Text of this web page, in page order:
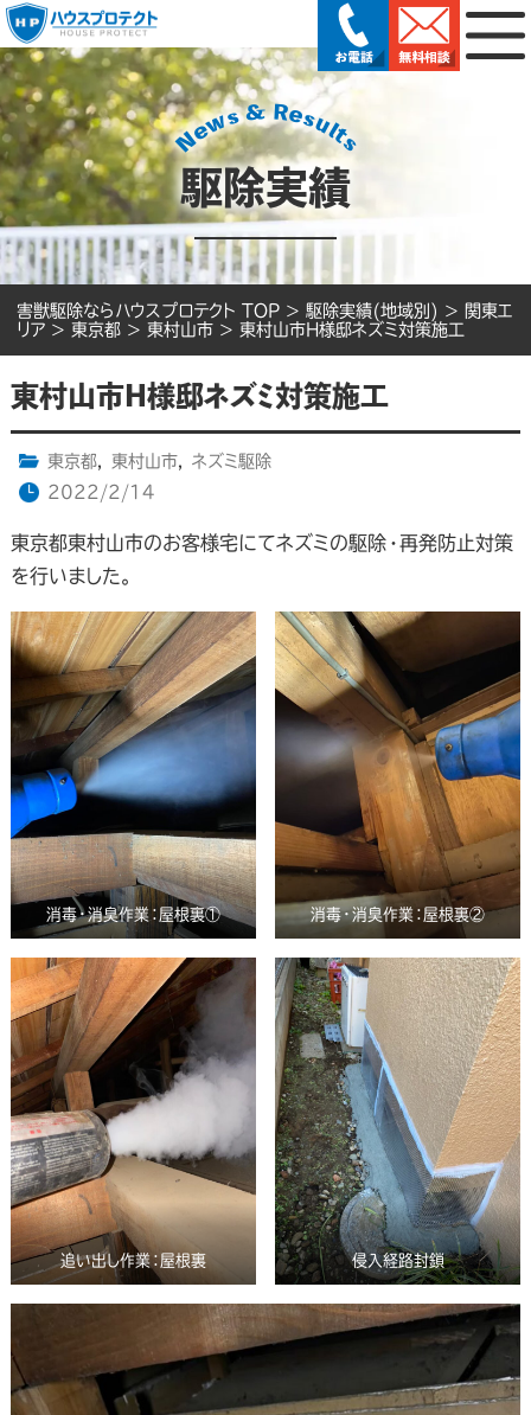
駆除実績
害獣駆除ならハウスプロテクト TOP > 駆除実績(地域別) > 関東エ
リア > 東京都 > 東村山市 > 東村山市H様邸ネズミ対策施工
東村山市H様邸ネズミ対策施工
東京都, 東村山市,
ネズミ駆除
2022/2/14
東京都東村山市のお客様宅にてネズミの駆除・再発防止対策
を行いました。
消毒・消臭作業：屋根裏① 消毒・消臭作業：屋根裏②
追い出し作業：屋根裏 侵入経路封鎖